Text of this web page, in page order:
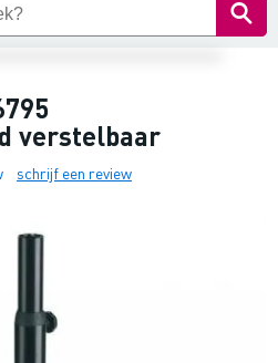
verstelbaar
schrijf een review